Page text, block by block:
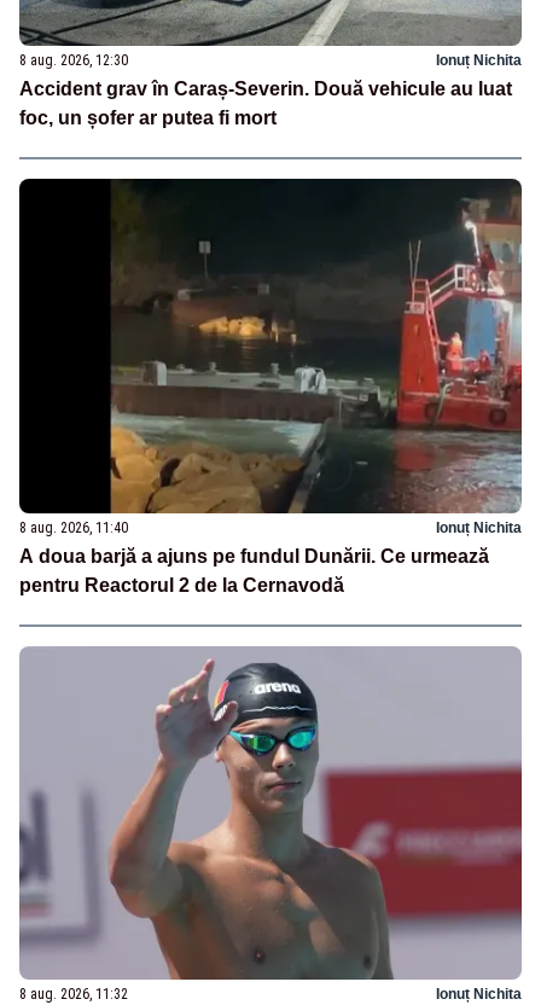
8 aug. 2026, 12:30 Ionuț Nichita
Accident grav în Caraș-Severin. Două vehicule au luat
foc, un șofer ar putea fi mort
8 aug. 2026, 11:40 Ionuț Nichita
A doua barjă a ajuns pe fundul Dunării. Ce urmează
pentru Reactorul 2 de la Cernavodă
8 aug. 2026, 11:32 Ionuț Nichita